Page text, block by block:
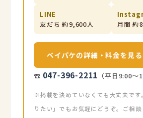
LINE
友だち 約9,600人
月間 約
ベイパケの詳細・料金を見
☎ 047-396-2211 （平日9:00〜
※掲載を決めていなくても大丈夫です
りたい」でもお気軽にどうぞ。ご相